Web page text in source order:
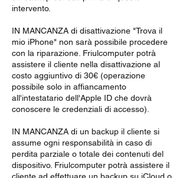
intervento.
IN MANCANZA di disattivazione "Trova il
mio iPhone" non sarà possibile procedere
con la riparazione. Friulcomputer potrà
assistere il cliente nella disattivazione al
costo aggiuntivo di 30€ (operazione
possibile solo in affiancamento
all'intestatario dell'Apple ID che dovrà
conoscere le credenziali di accesso).
IN MANCANZA di un backup il cliente si
assume ogni responsabilità in caso di
perdita parziale o totale dei contenuti del
dispositivo. Friulcomputer potrà assistere il